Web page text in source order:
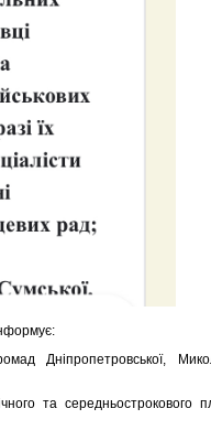
та середньострокового